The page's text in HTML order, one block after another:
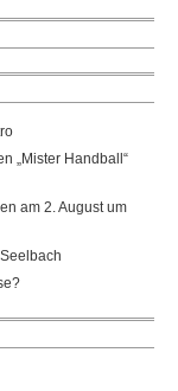
„Mister Handball“
am 2. August um